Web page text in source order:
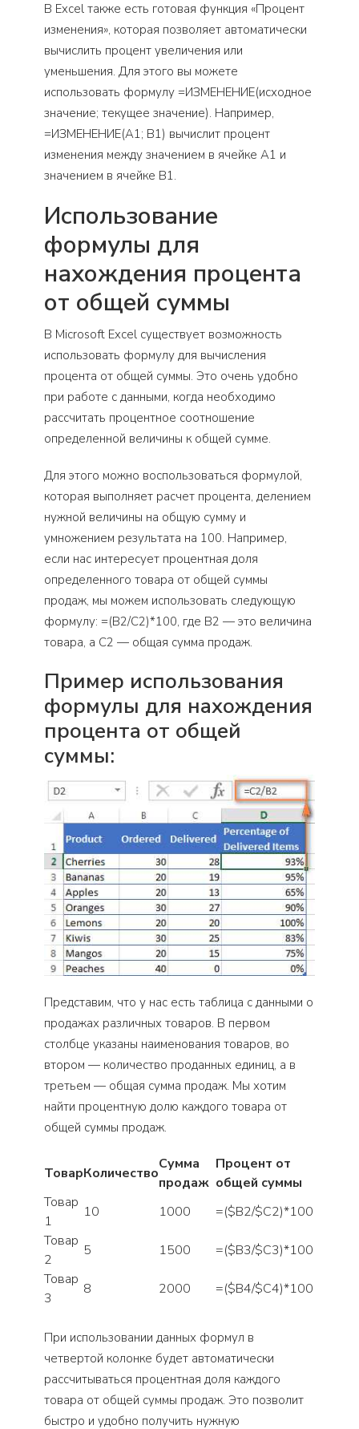
В Excel также есть готовая функция «Процент
изменения», которая позволяет автоматически
вычислить процент увеличения или
уменьшения. Для этого вы можете
использовать формулу =ИЗМЕНЕНИЕ(исходное
значение; текущее значение). Например,
=ИЗМЕНЕНИЕ(A1; B1) вычислит процент
изменения между значением в ячейке A1 и
значением в ячейке B1.
Использование
формулы для
нахождения процента
от общей суммы
В Microsoft Excel существует возможность
использовать формулу для вычисления
процента от общей суммы. Это очень удобно
при работе с данными, когда необходимо
рассчитать процентное соотношение
определенной величины к общей сумме.
Для этого можно воспользоваться формулой,
которая выполняет расчет процента, делением
нужной величины на общую сумму и
умножением результата на 100. Например,
если нас интересует процентная доля
определенного товара от общей суммы
продаж, мы можем использовать следующую
формулу: =(B2/C2)*100, где B2 — это величина
товара, а C2 — общая сумма продаж.
Пример использования
формулы для нахождения
процента от общей
суммы:
Представим, что у нас есть таблица с данными о
продажах различных товаров. В первом
столбце указаны наименования товаров, во
втором — количество проданных единиц, а в
третьем — общая сумма продаж. Мы хотим
найти процентную долю каждого товара от
общей суммы продаж.
ТоварКоличество
Сумма
продаж
Процент от
общей суммы
Товар
1
10 1000
=($B2/$C2)*100
Товар
2
5 1500
=($B3/$C3)*100
Товар
3
8 2000 =($B4/$C4)*100
При использовании данных формул в
четвертой колонке будет автоматически
рассчитываться процентная доля каждого
товара от общей суммы продаж. Это позволит
быстро и удобно получить нужную